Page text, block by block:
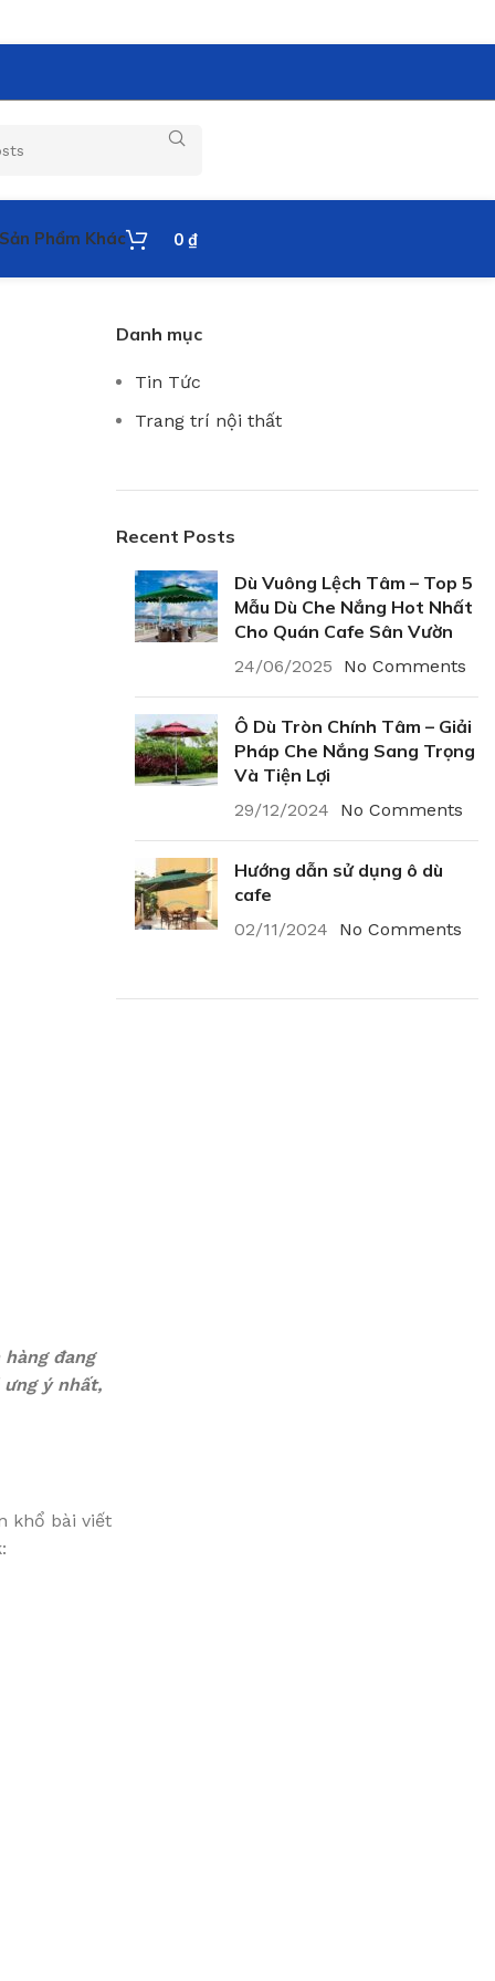
Sản Phẩm Khác 0 ₫
đang
ý nhất,
khổ bài viết
Danh mục
Tin Tức
Trang trí nội thất
Recent Posts
Dù Vuông Lệch Tâm – Top 5
Mẫu Dù Che Nắng Hot Nhất
Cho Quán Cafe Sân Vườn
24/06/2025 No Comments
Ô Dù Tròn Chính Tâm – Giải
Pháp Che Nắng Sang Trọng
Và Tiện Lợi
29/12/2024 No Comments
Hướng dẫn sử dụng ô dù
cafe
02/11/2024 No Comments